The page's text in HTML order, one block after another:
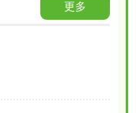
更多